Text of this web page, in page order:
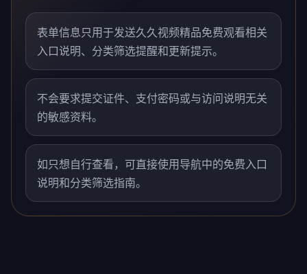
表单信息只用于发送久久视频精品免费观看相关
入口说明、分类筛选提醒和更新提示。
不会要求提交证件、支付密码或与访问说明无关
的敏感资料。
如只想自行查看，可直接使用导航中的免费入口
说明和分类筛选指南。